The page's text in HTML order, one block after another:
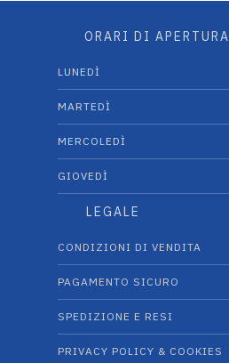
ORARI DI APERTURA
LUNEDÌ
MARTEDÌ
MERCOLEDÌ
GIOVEDÌ
LEGALE
CONDIZIONI DI VENDITA
PAGAMENTO SICURO
SPEDIZIONE E RESI
PRIVACY POLICY & COOKIES